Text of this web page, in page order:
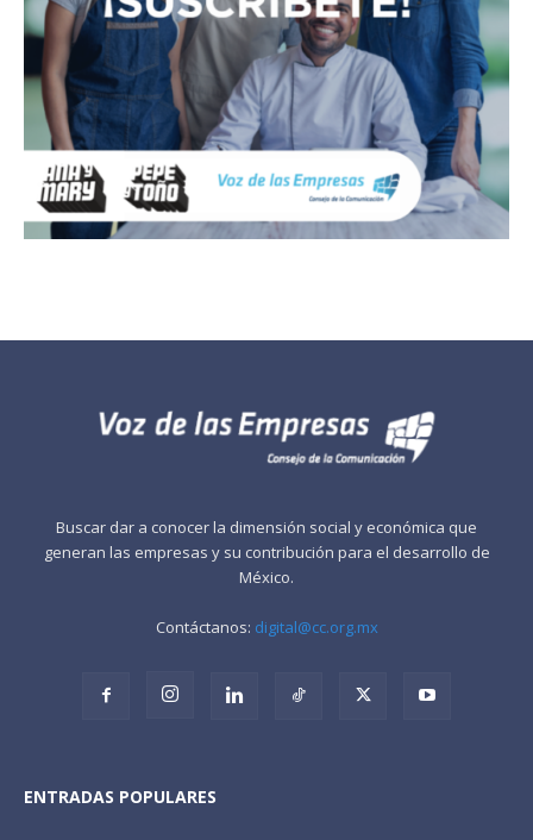
Buscar dar a conocer la dimensión social y económica que
generan las empresas y su contribución para el desarrollo de
México.
Contáctanos: digital@cc.org.mx
ENTRADAS POPULARES